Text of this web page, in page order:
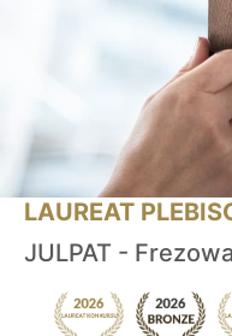
LAUREAT
JULPAT -